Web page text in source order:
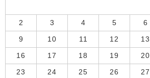
2 3 4 5 6
9 10 11 12 13
16 17 18 19 20
23 24 25 26 27